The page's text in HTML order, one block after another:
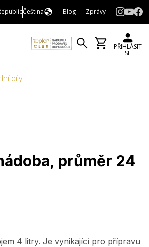
Čeština Blog Zprávy
PŘIHLÁSIT
SE
díly
průměr 24
4 litry. Je vynikající pro přípravu